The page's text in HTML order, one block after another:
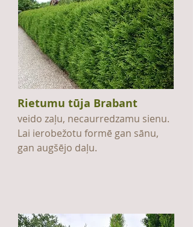
Rietumu tūja Brabant
veido zaļu, necaurredzamu sienu.
Lai ierobežotu formē gan sānu,
gan augšējo daļu.